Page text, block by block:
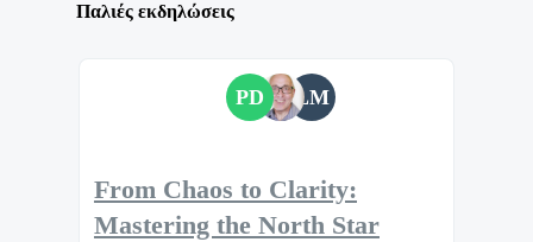
Παλιές εκδηλώσεις
PD LM
From Chaos to Clarity:
Mastering the North Star